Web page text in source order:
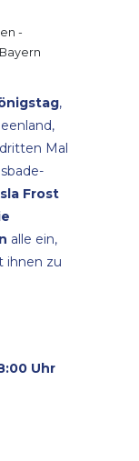
-
,
Mal
Frost
alle ein,
ihnen zu
Uhr